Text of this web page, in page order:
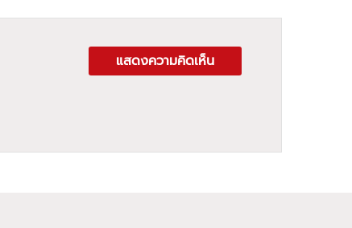
แสดงความคิดเห็น